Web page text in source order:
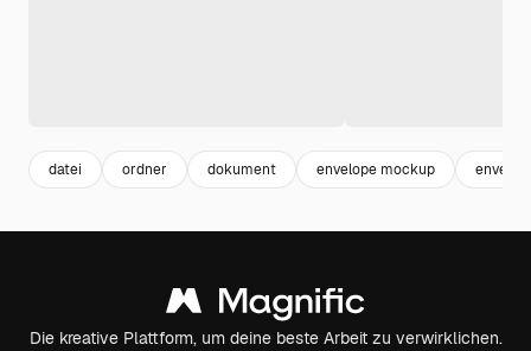
datei ordner dokument envelope mockup
Die kreative Plattform, um deine beste Arbeit zu verwirklichen.